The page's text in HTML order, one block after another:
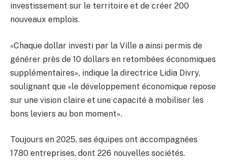
investissement sur le territoire et de créer 200
nouveaux emplois.
«Chaque dollar investi par la Ville a ainsi permis de
générer près de 10 dollars en retombées économiques
supplémentaires», indique la directrice Lidia Divry,
soulignant que «le développement économique repose
sur une vision claire et une capacité à mobiliser les
bons leviers au bon moment».
Toujours en 2025, ses équipes ont accompagnées
1780 entreprises, dont 226 nouvelles sociétés.